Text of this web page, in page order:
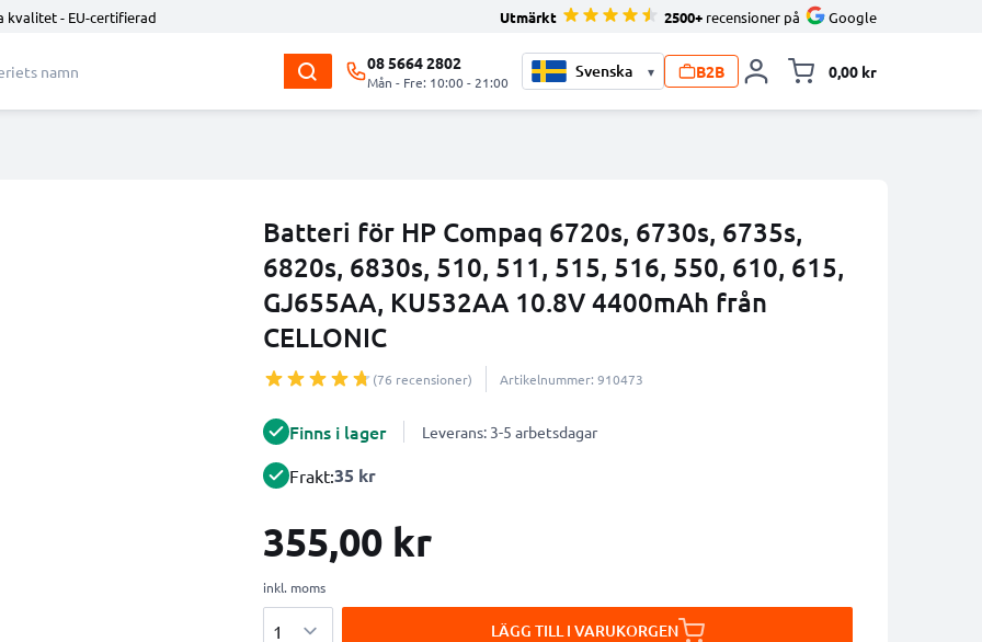
kvalitet - EU-certifierad Utmärkt 2500+ recensioner på Google
08 5664 2802
Mån - Fre: 10:00 - 21:00
▾ B2B 0,00 kr
Batteri för HP Compaq 6720s, 6730s, 6735s,
6820s, 6830s, 510, 511, 515, 516, 550, 610, 615,
GJ655AA, KU532AA 10.8V 4400mAh från
CELLONIC
(76 recensioner) Artikelnummer: 910473
Finns i lager Leverans: 3-5 arbetsdagar
Frakt:35 kr
355,00 kr
inkl. moms
LÄGG TILL I VARUKORGEN